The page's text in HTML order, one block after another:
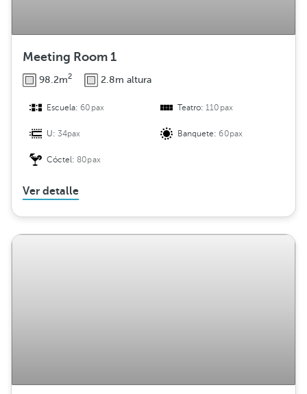
Meeting Room 1
98.2m2 2.8m altura
Escuela:60pax Teatro:110pax
U:34pax Banquete:60pax
Cóctel:80pax
Ver detalle